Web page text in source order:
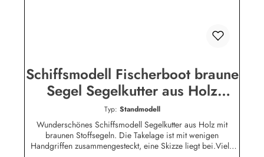
Schiffsmodell Fischerboot braune
Segel Segelkutter aus Holz
60x64cm
Typ: Standmodell
Wunderschönes Schiffsmodell Segelkutter aus Holz mit
braunen Stoffsegeln. Die Takelage ist mit wenigen
Handgriffen zusammengesteckt, eine Skizze liegt bei.Viele